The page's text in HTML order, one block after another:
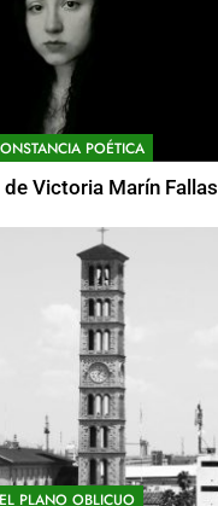
POÉTICA
de Victoria Marín Fallas
EL PLANO OBLICUO